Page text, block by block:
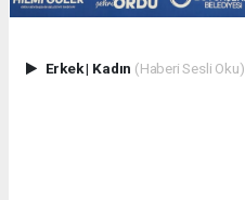
Erkek| Kadın (Haberi Sesli Oku)